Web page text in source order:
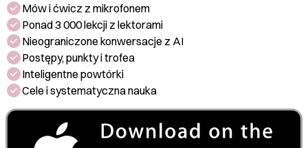
Mów i ćwicz z mikrofonem
Ponad 3 000 lekcji z lektorami
Nieograniczone konwersacje z AI
Postępy, punkty i trofea
Inteligentne powtórki
Cele i systematyczna nauka